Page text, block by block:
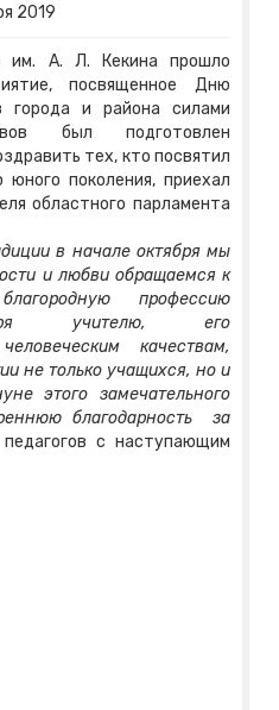
2019
им. А. Л. Кекина прошло
посвященное Дню
города и района силами
был подготовлен
тех, кто посвятил
поколения, приехал
областного парламента
в начале октября мы
и любви обращаемся к
профессию
учителю, его
качествам,
не только учащихся, но и
этого замечательного
благодарность за
с наступающим